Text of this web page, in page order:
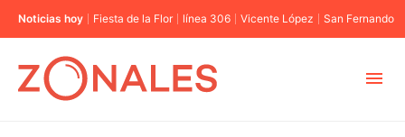
Noticias hoy Fiesta de la Flor línea 306 Vicente López San Fernando